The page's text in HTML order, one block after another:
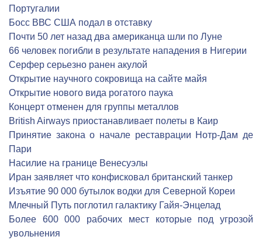
Португалии
Босс ВВС США подал в отставку
Почти 50 лет назад два американца шли по Луне
66 человек погибли в результате нападения в Нигерии
Серфер серьезно ранен акулой
Открытие научного сокровища на сайте майя
Открытие нового вида рогатого паука
Концерт отменен для группы металлов
British Airways приостанавливает полеты в Каир
Принятие закона о начале реставрации Нотр-Дам де
Пари
Насилие на границе Венесуэлы
Иран заявляет что конфисковал британский танкер
Изъятие 90 000 бутылок водки для Северной Кореи
Млечный Путь поглотил галактику Гайя-Энцелад
Более 600 000 рабочих мест которые под угрозой
увольнения